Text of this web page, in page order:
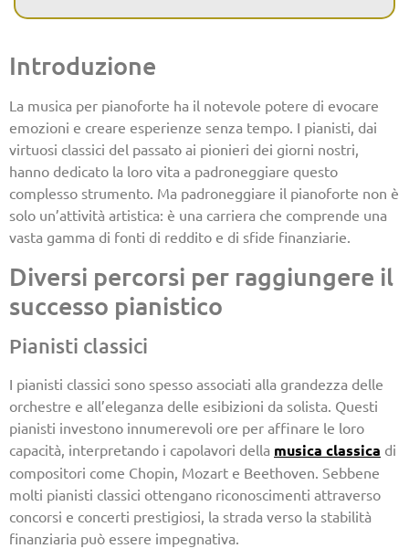
Introduzione
La musica per pianoforte ha il notevole potere di evocare
emozioni e creare esperienze senza tempo. I pianisti, dai
virtuosi classici del passato ai pionieri dei giorni nostri,
hanno dedicato la loro vita a padroneggiare questo
complesso strumento. Ma padroneggiare il pianoforte non è
solo un’attività artistica: è una carriera che comprende una
vasta gamma di fonti di reddito e di sfide finanziarie.
Diversi percorsi per raggiungere il
successo pianistico
Pianisti classici
I pianisti classici sono spesso associati alla grandezza delle
orchestre e all’eleganza delle esibizioni da solista. Questi
pianisti investono innumerevoli ore per affinare le loro
capacità, interpretando i capolavori della musica classica di
compositori come Chopin, Mozart e Beethoven. Sebbene
molti pianisti classici ottengano riconoscimenti attraverso
concorsi e concerti prestigiosi, la strada verso la stabilità
finanziaria può essere impegnativa.